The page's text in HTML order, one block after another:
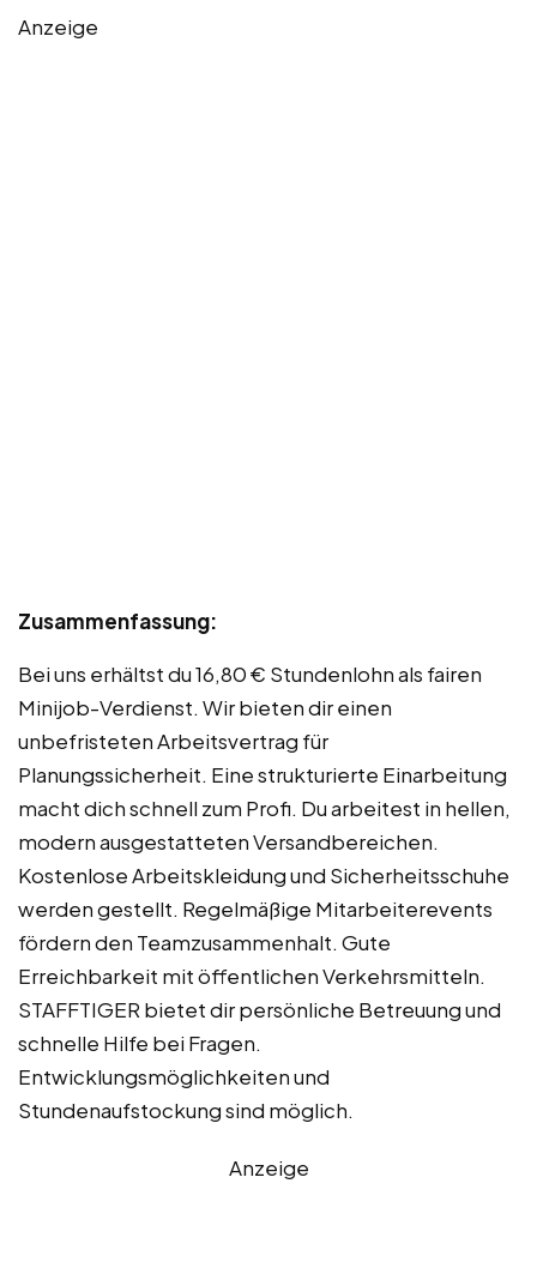
Anzeige
Zusammenfassung:
Bei uns erhältst du 16,80 € Stundenlohn als fairen
Minijob-Verdienst. Wir bieten dir einen
unbefristeten Arbeitsvertrag für
Planungssicherheit. Eine strukturierte Einarbeitung
macht dich schnell zum Profi. Du arbeitest in hellen,
modern ausgestatteten Versandbereichen.
Kostenlose Arbeitskleidung und Sicherheitsschuhe
werden gestellt. Regelmäßige Mitarbeiterevents
fördern den Teamzusammenhalt. Gute
Erreichbarkeit mit öffentlichen Verkehrsmitteln.
STAFFTIGER bietet dir persönliche Betreuung und
schnelle Hilfe bei Fragen.
Entwicklungsmöglichkeiten und
Stundenaufstockung sind möglich.
Anzeige